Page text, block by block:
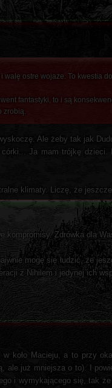
ostre wojaże. To kwestia
fantastyki, to i są
zrobią.
Ale żeby tak jak
Ja mam trójkę
klimaty. Liczę, że jeszcze
kompromisy. Zdrówka dla
mogę się łudzić, że
z Nihilem i jedynej ich
w koło Macieju, a to przy
ale już mniejsza o to). I
i wymykającego się, tak